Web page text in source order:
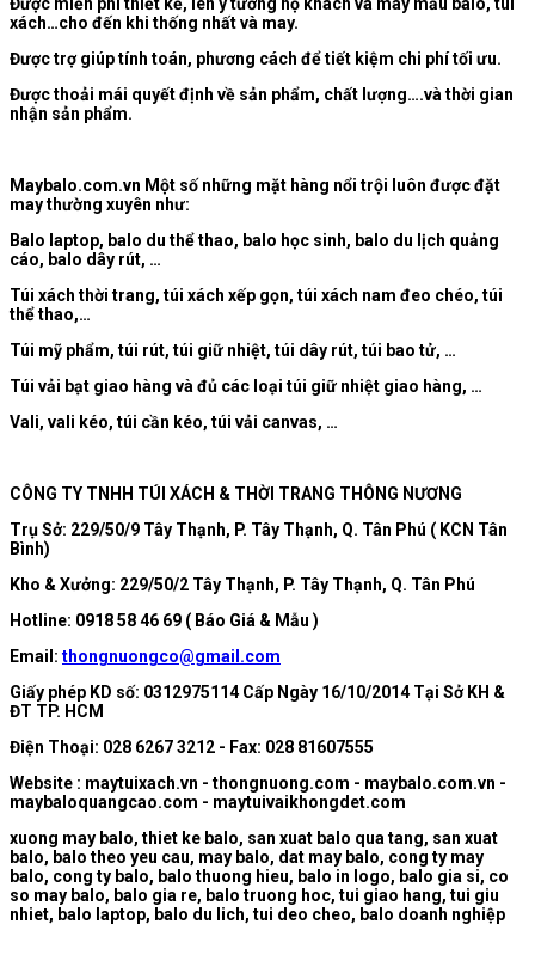
xách…cho đến khi thống nhất và may.
Được trợ giúp tính toán, phương cách để tiết kiệm chi phí tối ưu.
Được thoải mái quyết định về sản phẩm, chất lượng….và thời gian
nhận sản phẩm.
Maybalo.com.vn Một số những mặt hàng nổi trội luôn được đặt
may thường xuyên như:
Balo laptop, balo du thể thao, balo học sinh, balo du lịch quảng
cáo, balo dây rút, …
Túi xách thời trang, túi xách xếp gọn, túi xách nam đeo chéo, túi
thể thao,…
Túi mỹ phẩm, túi rút, túi giữ nhiệt, túi dây rút, túi bao tử, …
Túi vải bạt giao hàng và đủ các loại túi giữ nhiệt giao hàng, …
Vali, vali kéo, túi cần kéo, túi vải canvas, …
CÔNG TY TNHH TÚI XÁCH & THỜI TRANG THÔNG NƯƠNG
Trụ Sở: 229/50/9 Tây Thạnh, P. Tây Thạnh, Q. Tân Phú ( KCN Tân
Bình)
Kho & Xưởng: 229/50/2 Tây Thạnh, P. Tây Thạnh, Q. Tân Phú
Hotline: 0918 58 46 69 ( Báo Giá & Mẫu )
Email: thongnuongco@gmail.com
Giấy phép KD số: 0312975114 Cấp Ngày 16/10/2014 Tại Sở KH &
ĐT TP. HCM
Điện Thoại: 028 6267 3212 - Fax: 028 81607555
Website : maytuixach.vn - thongnuong.com - maybalo.com.vn -
maybaloquangcao.com - maytuivaikhongdet.com
xuong may balo, thiet ke balo, san xuat balo qua tang, san xuat
balo, balo theo yeu cau, may balo, dat may balo, cong ty may
balo, cong ty balo, balo thuong hieu, balo in logo, balo gia si, co
so may balo, balo gia re, balo truong hoc, tui giao hang, tui giu
nhiet, balo laptop, balo du lich, tui deo cheo, balo doanh nghiệp